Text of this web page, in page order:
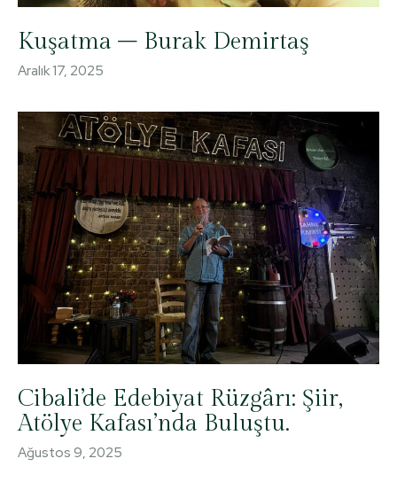
Kuşatma – Burak Demirtaş
Aralık 17, 2025
Cibali’de Edebiyat Rüzgârı: Şiir,
Atölye Kafası’nda Buluştu.
Ağustos 9, 2025